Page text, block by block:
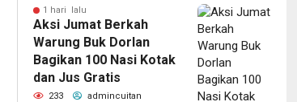
1 hari lalu
Aksi Jumat Berkah
Warung Buk Dorlan
Bagikan 100 Nasi Kotak
dan Jus Gratis
233 admincuitan